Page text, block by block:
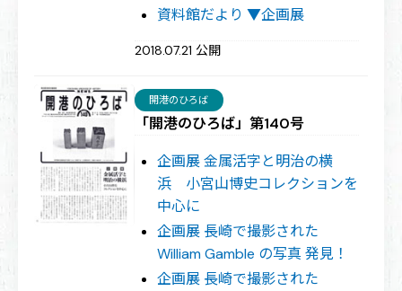
資料館だより ▼企画展
2018.07.21 公開
「開港のひろば」第140号
開港のひろば
企画展 金属活字と明治の横
浜 小宮山博史コレクションを
中心に
企画展 長崎で撮影された
William Gamble の写真 発見！
企画展 長崎で撮影された